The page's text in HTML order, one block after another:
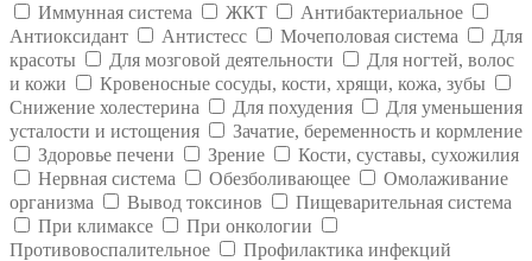
Иммунная система
ЖКТ
Антибактериальное
Антиоксидант
Антистесс Мочеполовая система
Для
красоты
Для мозговой деятельности
Для ногтей, волос
и кожи
Кровеносные сосуды, кости, хрящи, кожа, зубы
Снижение холестерина
Для похудения
Для уменьшения
усталости и истощения
Зачатие, беременность и кормление
Здоровье печени
Зрение
Кости, суставы, сухожилия
Нервная система
Обезболивающее
Омолаживание
организма
Вывод токсинов
Пищеварительная система
При климаксе
При онкологии
Противовоспалительное
Профилактика инфекций